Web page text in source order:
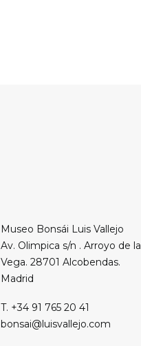
Museo Bonsái Luis Vallejo
Av. Olimpica s/n . Arroyo de la
Vega. 28701 Alcobendas.
Madrid
T. +34 91 765 20 41
bonsai@luisvallejo.com